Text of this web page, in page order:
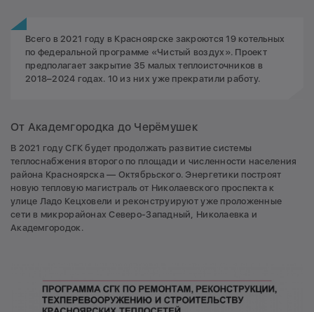
Всего в 2021 году в Красноярске закроются 19 котельных
по федеральной программе «Чистый воздух». Проект
предполагает закрытие 35 малых теплоисточников в
2018–2024 годах. 10 из них уже прекратили работу.
От Академгородка до Черёмушек
В 2021 году СГК будет продолжать развитие системы
теплоснабжения второго по площади и численности населения
района Красноярска — Октябрьского. Энергетики построят
новую тепловую магистраль от Николаевского проспекта к
улице Ладо Кецховели и реконструируют уже проложенные
сети в микрорайонах Северо-Западный, Николаевка и
Академгородок.